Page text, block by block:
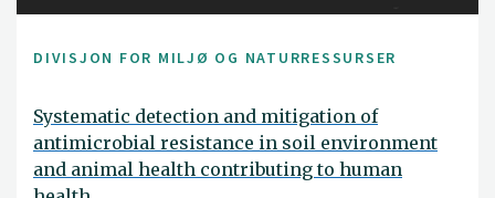
DIVISJON FOR MILJØ OG NATURRESSURSER
Systematic detection and mitigation of
antimicrobial resistance in soil environment
and animal health contributing to human